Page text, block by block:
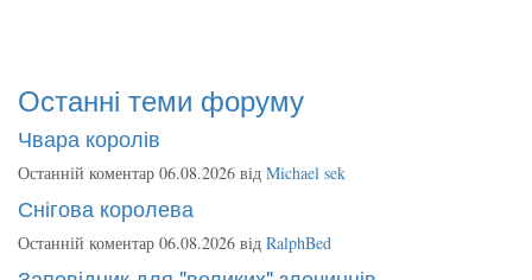
Останні теми форуму
Чвара королів
Останній коментар 06.08.2026 від Michael sek
Снігова королева
Останній коментар 06.08.2026 від RalphBed